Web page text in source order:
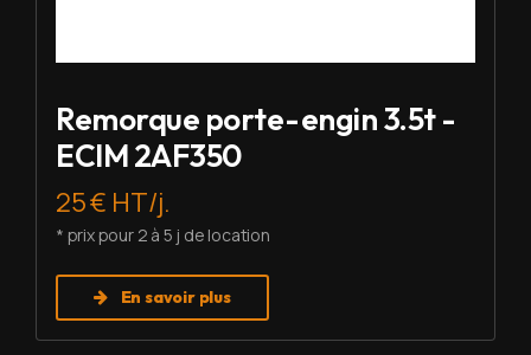
Remorque porte-engin 3.5t -
ECIM 2AF350
25 € HT/j.
* prix pour 2 à 5 j de location
En savoir plus